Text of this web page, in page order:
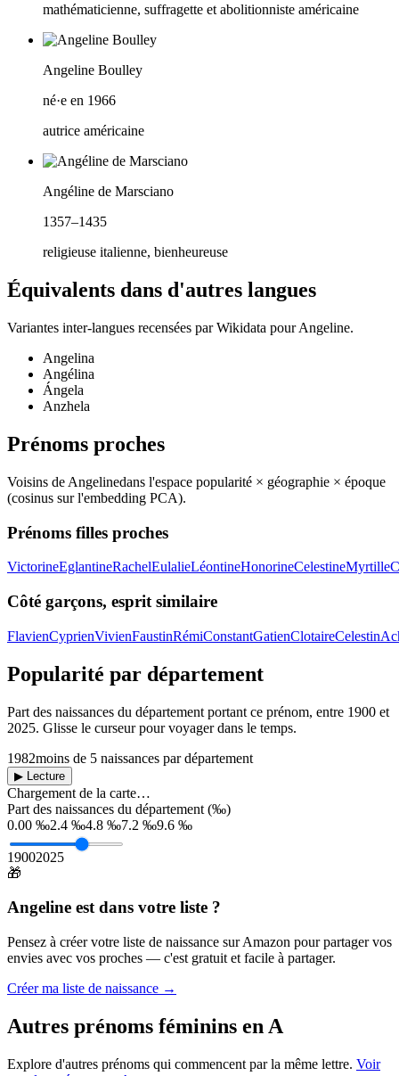
mathématicienne, suffragette et abolitionniste américaine
Angeline Boulley
né·e en 1966
autrice américaine
Angéline de Marsciano
1357–1435
religieuse italienne, bienheureuse
Équivalents dans d'autres langues
Variantes inter-langues recensées par Wikidata pourAngeline.
Angelina
Angélina
Ángela
Anzhela
Prénoms proches
Voisins de Angelinedans l'espace popularité × géographie × époque
(cosinus sur l'embedding PCA).
Prénoms filles proches
VictorineEglantineRachelEulalieLéontineHonorineCelestineMyrtille
Côté garçons, esprit similaire
FlavienCyprienVivienFaustinRémiConstantGatienClotaireCelestin
Popularité par département
Part des naissances du département portant ce prénom, entre 1900 et
2025. Glisse le curseur pour voyager dans le temps.
1982moins de 5 naissances par département
▶ Lecture
Chargement de la carte…
Part des naissances du département (‰)
0.00 ‰2.4 ‰4.8 ‰7.2 ‰9.6 ‰
19002025
🎁
Angeline est dans votre liste ?
Pensez à créer votre liste de naissance sur Amazon pour partager vos
envies avec vos proches — c'est gratuit et facile à partager.
Créer ma liste de naissance →
Autres prénoms féminins en A
Explore d'autres prénoms qui commencent par la même lettre. Voir